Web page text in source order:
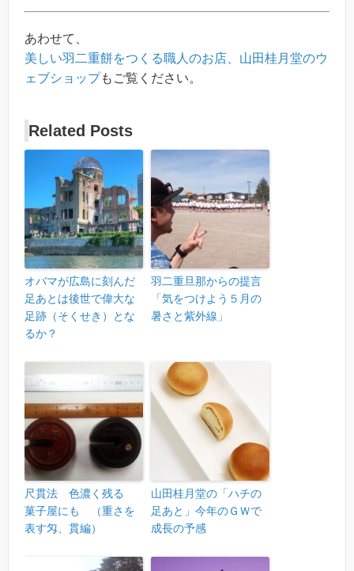
あわせて、
美しい羽二重餅をつくる職人のお店、山田桂月堂のウ
ェブショップもご覧ください。
Related Posts
オバマが広島に刻んだ
足あとは後世で偉大な
足跡（そくせき）とな
るか？
羽二重旦那からの提言
「気をつけよう５月の
暑さと紫外線」
尺貫法 色濃く残る
菓子屋にも （重さを
表す匁、貫編）
山田桂月堂の「ハチの
足あと」今年のＧＷで
成長の予感